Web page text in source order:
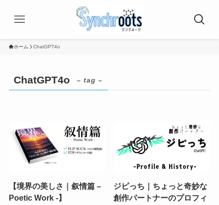
ホーム ChatGPT4o
ChatGPT4o – tag –
【境界の美しさ｜叙情篇 –
Poetic Work -】
ジピっち｜ちょっと奇妙な
創作パートナーのプロフィ